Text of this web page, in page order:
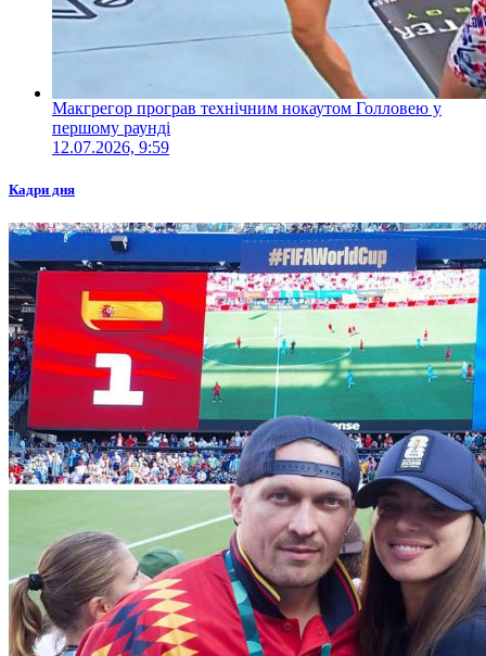
Макгрегор програв технічним нокаутом Голловею у
першому раунді
12.07.2026, 9:59
Кадри дня